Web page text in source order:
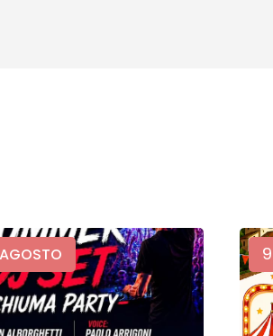
AGOSTO 9